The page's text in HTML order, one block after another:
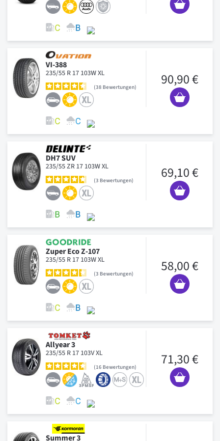
VI-388
235/55 R 17 103W XL
38 Bewertungen 90,90 €
DH7 SUV
235/55 ZR 17 103W XL
3 Bewertungen 69,10 €
Zuper Eco Z-107
235/55 R 17 103W XL
3 Bewertungen 58,00 €
Allyear 3
235/55 R 17 103V XL
16 Bewertungen 71,30 €
Summer 3